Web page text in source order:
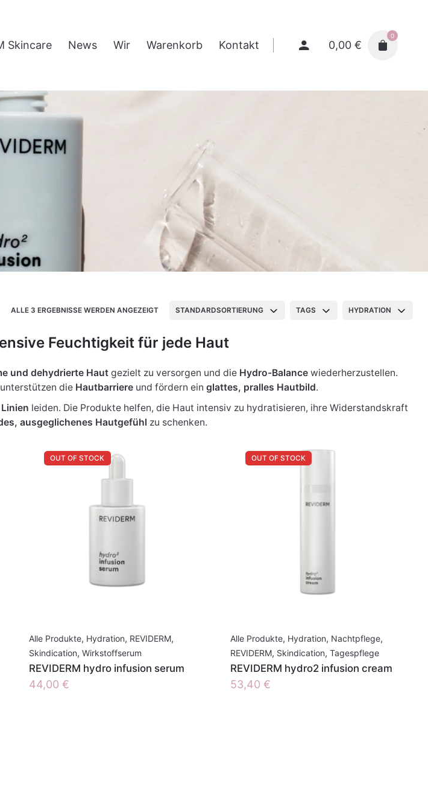
Skincare News Wir Warenkorb Kontakt 0,00 €
0
ALLE 3 ERGEBNISSE WERDEN ANGEZEIGT
STANDARDSORTIERUNG TAGS HYDRATION
Feuchtigkeit für jede Haut
und dehydrierte Haut gezielt zu versorgen und die Hydro-Balance wiederherzustellen.
die Hautbarriere und fördern ein glattes, pralles Hautbild.
leiden. Die Produkte helfen, die Haut intensiv zu hydratisieren, ihre Widerstandskraft
ausgeglichenes Hautgefühl zu schenken.
OUT OF STOCK
Alle Produkte, Hydration, REVIDERM,
Skindication, Wirkstoffserum
REVIDERM hydro infusion serum
44,00 €
OUT OF STOCK
Alle Produkte, Hydration, Nachtpflege,
REVIDERM, Skindication, Tagespflege
REVIDERM hydro2 infusion cream
53,40 €